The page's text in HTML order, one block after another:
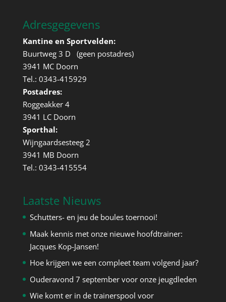
Adresgegevens
Kantine en Sportvelden:
Buurtweg 3 D (geen postadres)
3941 MC Doorn
Tel.: 0343-415929
Postadres:
Roggeakker 4
3941 LC Doorn
Sporthal:
Wijngaardsesteeg 2
3941 MB Doorn
Tel.: 0343-415554
Laatste Nieuws
Schutters- en jeu de boules toernooi!
Maak kennis met onze nieuwe hoofdtrainer:
Jacques Kop-Jansen!
Hoe krijgen we een compleet team volgend jaar?
Ouderavond 7 september voor onze jeugdleden
Wie komt er in de trainerspool voor